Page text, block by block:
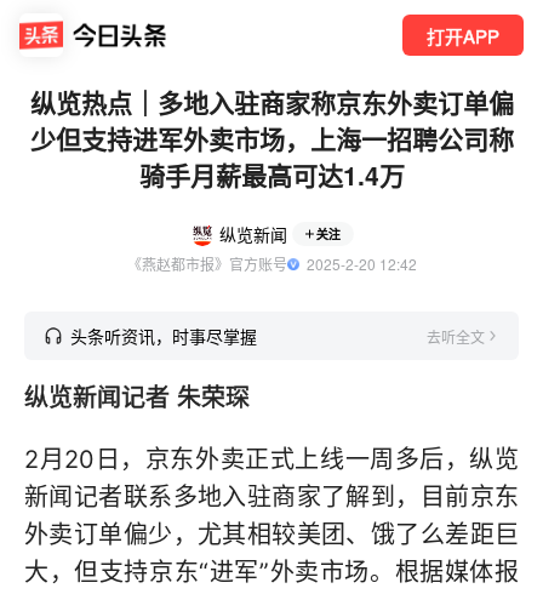
打开APP
纵览热点｜多地入驻商家称京东外卖订单偏
少但支持进军外卖市场，上海一招聘公司称
骑手月薪最高可达1.4万
纵览新闻 关注
《燕赵都市报》官方账号
  2025-2-20 12:42
头条听资讯，时事尽掌握 去听全文
纵览新闻记者 朱荣琛
2月20日，京东外卖正式上线一周多后，纵览
新闻记者联系多地入驻商家了解到，目前京东
外卖订单偏少，尤其相较美团、饿了么差距巨
大，但支持京东“进军”外卖市场。根据媒体报